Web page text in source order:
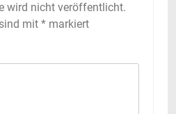
wird nicht veröffentlicht.
mit * markiert